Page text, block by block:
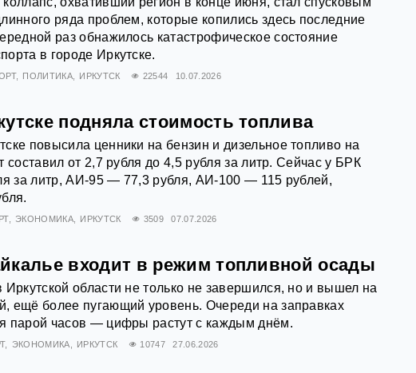
ряда проблем, которые копились здесь последние
раз обнажилось катастрофическое состояние
в городе Иркутске.
ПОЛИТИКА ИРКУТСК 22544 10.07.2026
подняла стоимость топлива
повысила ценники на бензин и дизельное топливо на
составил от 2,7 рубля до 4,5 рубля за литр. Сейчас у БРК
за литр, АИ‑95 — 77,3 рубля, АИ‑100 — 115 рублей,
ЭКОНОМИКА ИРКУТСК 3509 07.07.2026
входит в режим топливной осады
Иркутской области не только не завершился, но и вышел на
ещё более пугающий уровень. Очереди на заправках
парой часов — цифры растут с каждым днём.
ЭКОНОМИКА ИРКУТСК 10747 27.06.2026